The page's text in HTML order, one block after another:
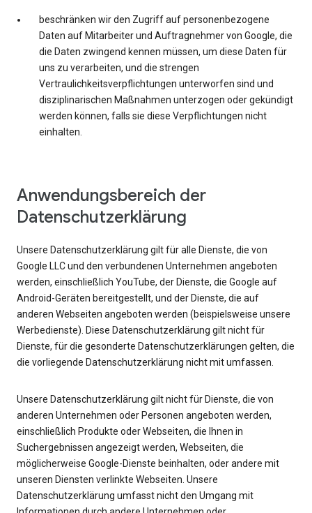
beschränken wir den Zugriff auf personenbezogene
Daten auf Mitarbeiter und Auftragnehmer von Google, die
die Daten zwingend kennen müssen, um diese Daten für
uns zu verarbeiten, und die strengen
Vertraulichkeitsverpflichtungen unterworfen sind und
disziplinarischen Maßnahmen unterzogen oder gekündigt
werden können, falls sie diese Verpflichtungen nicht
einhalten.
Anwendungsbereich der
Datenschutzerklärung
Unsere Datenschutzerklärung gilt für alle Dienste, die von
Google LLC und den verbundenen Unternehmen angeboten
werden, einschließlich YouTube, der Dienste, die Google auf
Android-Geräten bereitgestellt, und der Dienste, die auf
anderen Webseiten angeboten werden (beispielsweise unsere
Werbedienste). Diese Datenschutzerklärung gilt nicht für
Dienste, für die gesonderte Datenschutzerklärungen gelten, die
die vorliegende Datenschutzerklärung nicht mit umfassen.
Unsere Datenschutzerklärung gilt nicht für Dienste, die von
anderen Unternehmen oder Personen angeboten werden,
einschließlich Produkte oder Webseiten, die Ihnen in
Suchergebnissen angezeigt werden, Webseiten, die
möglicherweise Google-Dienste beinhalten, oder andere mit
unseren Diensten verlinkte Webseiten. Unsere
Datenschutzerklärung umfasst nicht den Umgang mit